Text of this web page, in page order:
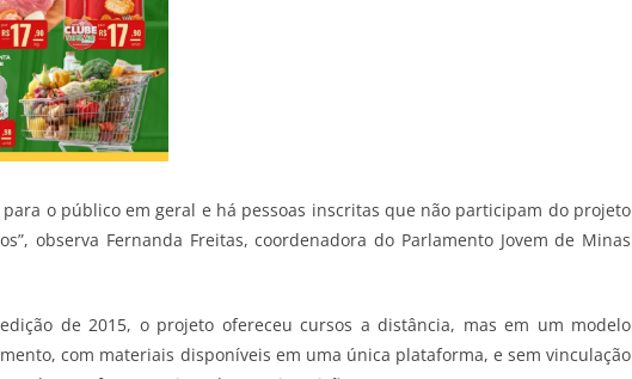
para o público em geral e há pessoas inscritas que não participam do projeto
observa Fernanda Freitas, coordenadora do Parlamento Jovem de Minas
de 2015, o projeto ofereceu cursos a distância, mas em um modelo
com materiais disponíveis em uma única plataforma, e sem vinculação